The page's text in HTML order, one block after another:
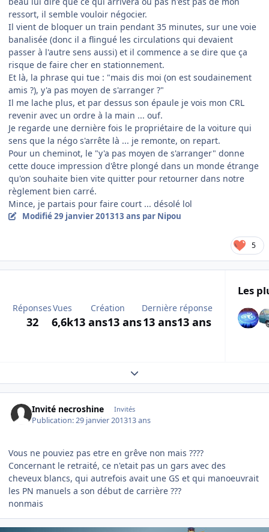
ressort, il semble vouloir négocier.
Il vient de bloquer un train pendant 35 minutes, sur une voie
banalisée (donc il a flingué les circulations qui devaient
passer à l'autre sens aussi) et il commence a se dire que ça
risque de faire cher en stationnement.
Et là, la phrase qui tue : "mais dis moi (on est soudainement
amis ?), y'a pas moyen de s'arranger ?"
Il me lache plus, et par dessus son épaule je vois mon CRL
revenir avec un ordre à la main ... ouf.
Je regarde une dernière fois le propriétaire de la voiture qui
sens que la négo s'arrête là ... je remonte, on repart.
Pour un cheminot, le "y'a pas moyen de s'arranger" donne
cette douce impression d'être plongé dans un monde étrange
qu'on souhaite bien vite quitter pour retourner dans notre
règlement bien carré.
Mince, je partais pour faire court ... désolé lol
Modifié29 janvier 201313 ans par Nipou
5
Réponses
32
Vues
6,6k
Création
13 ans13 ans
Dernière réponse
13 ans13 ans
Les
Expand topic overview
Invité necroshine Invités
Publication:29 janvier 201313 ans
Vous ne pouviez pas etre en grêve non mais ????
Concernant le retraité, ce n'etait pas un gars avec des
cheveux blancs, qui autrefois avait une GS et qui manoeuvrait
les PN manuels a son début de carrière ???
nonmais